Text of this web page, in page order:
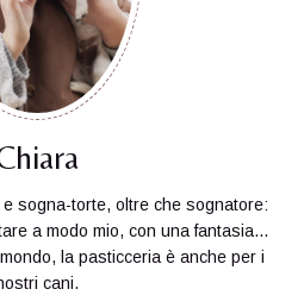
sogna-torte, oltre che sognatore:
a modo mio, con una fantasia...
la pasticceria è anche per i
cani.